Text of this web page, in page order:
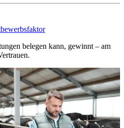
belegen kann, gewinnt – am